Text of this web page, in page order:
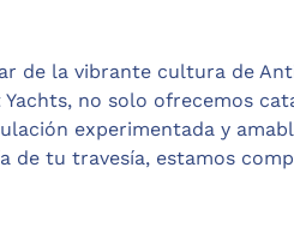
de la vibrante cultura de
no solo ofrecemos
experimentada y
de tu travesía, estamos